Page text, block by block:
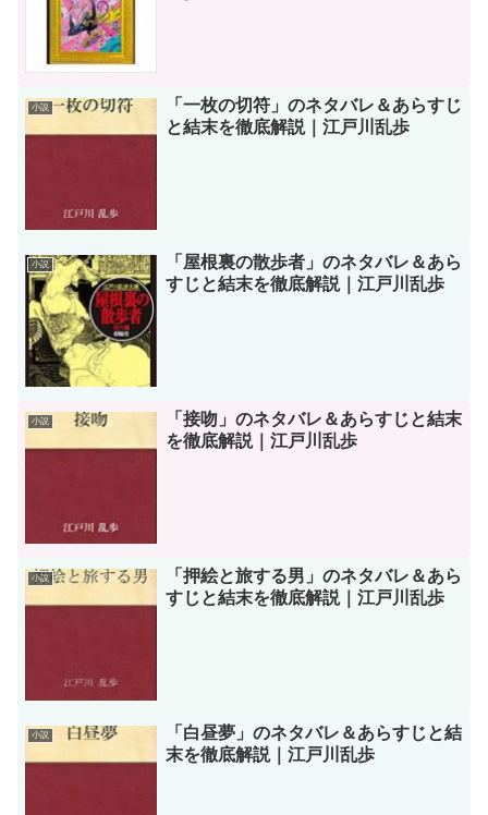
小説
「一枚の切符」のネタバレ＆あらすじ
と結末を徹底解説｜江戸川乱歩
小説
「屋根裏の散歩者」のネタバレ＆あら
すじと結末を徹底解説｜江戸川乱歩
小説
「接吻」のネタバレ＆あらすじと結末
を徹底解説｜江戸川乱歩
小説
「押絵と旅する男」のネタバレ＆あら
すじと結末を徹底解説｜江戸川乱歩
小説
「白昼夢」のネタバレ＆あらすじと結
末を徹底解説｜江戸川乱歩